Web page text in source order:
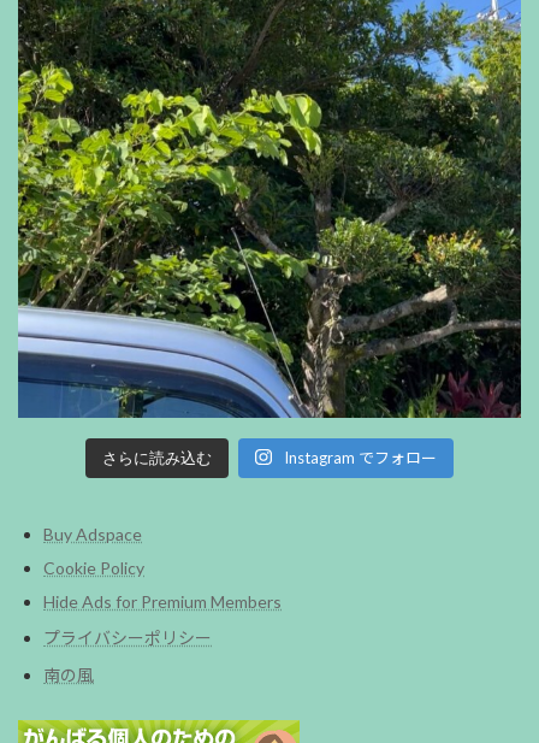
さらに読み込む Instagram でフォロー
Buy Adspace
Cookie Policy
Hide Ads for Premium Members
プライバシーポリシー
南の風